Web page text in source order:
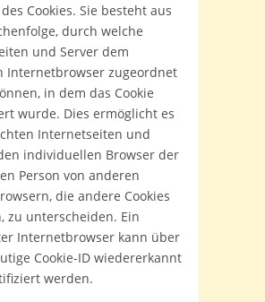
Cookies. Sie besteht aus
durch welche
und Server dem
Internetbrowser zugeordnet
in dem das Cookie
wurde. Dies ermöglicht es
Internetseiten und
individuellen Browser der
Person von anderen
die andere Cookies
zu unterscheiden. Ein
Internetbrowser kann über
Cookie-ID wiedererkannt
werden.